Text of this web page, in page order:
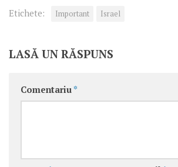
Etichete: Important Israel
LASĂ UN RĂSPUNS
Comentariu *